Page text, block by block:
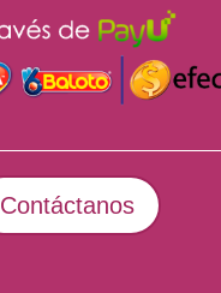
Contáctanos